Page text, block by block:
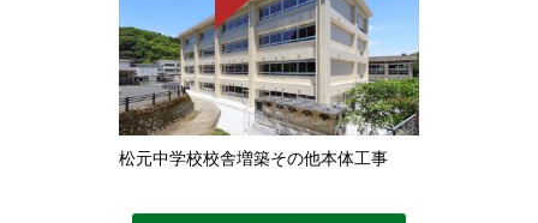
松元中学校校舎増築その他本体工事